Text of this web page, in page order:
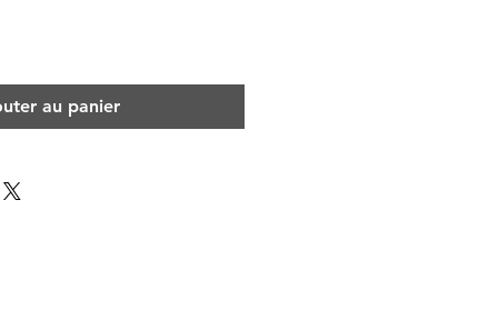
au panier